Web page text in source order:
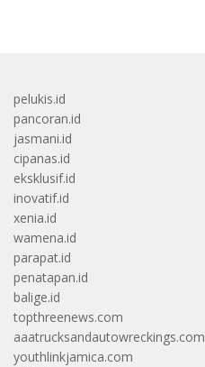
pelukis.id
pancoran.id
jasmani.id
cipanas.id
eksklusif.id
inovatif.id
xenia.id
wamena.id
parapat.id
penatapan.id
balige.id
topthreenews.com
aaatrucksandautowreckings.com
youthlinkjamica.com